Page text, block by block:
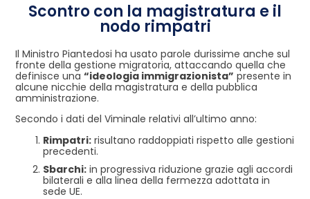
Scontro con la magistratura e il
nodo rimpatri
Il Ministro Piantedosi ha usato parole durissime anche sul
fronte della gestione migratoria, attaccando quella che
definisce una “ideologia immigrazionista” presente in
alcune nicchie della magistratura e della pubblica
amministrazione.
Secondo i dati del Viminale relativi all’ultimo anno:
Rimpatri: risultano raddoppiati rispetto alle gestioni
precedenti.
Sbarchi: in progressiva riduzione grazie agli accordi
bilaterali e alla linea della fermezza adottata in
sede UE.